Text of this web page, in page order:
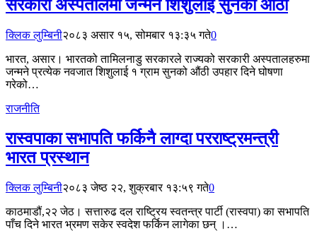
सरकारी अस्पतालमा जन्मने शिशुलाई सुनको औंठी
क्लिक लुम्बिनी२०८३ असार १५, सोमबार १३:३५ गते0
भारत, असार। भारतको तामिलनाडु सरकारले राज्यको सरकारी अस्पतालहरुमा
जन्मने प्रत्येक नवजात शिशुलाई १ ग्राम सुनको औंठी उपहार दिने घोषणा
गरेको…
राजनीति
रास्वपाका सभापति फर्किनै लाग्दा परराष्ट्रमन्त्री
भारत प्रस्थान
क्लिक लुम्बिनी२०८३ जेष्ठ २२, शुक्रबार १३:५९ गते0
काठमाडौं,२२ जेठ। सत्तारुढ दल राष्ट्रिय स्वतन्त्र पार्टी (रास्वपा) का सभापति
पाँच दिने भारत भ्रमण सकेर स्वदेश फर्किन लागेका छन् ।…